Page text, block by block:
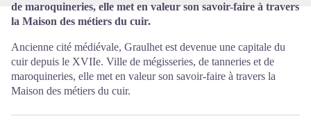
de maroquineries, elle met en valeur son savoir-faire à travers
la Maison des métiers du cuir.
Ancienne cité médiévale, Graulhet est devenue une capitale du
cuir depuis le XVIIe. Ville de mégisseries, de tanneries et de
maroquineries, elle met en valeur son savoir-faire à travers la
Maison des métiers du cuir.